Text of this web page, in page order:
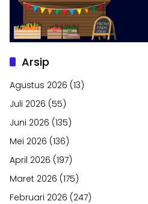
Arsip
Agustus 2026 (13)
Juli 2026 (55)
Juni 2026 (135)
Mei 2026 (136)
April 2026 (197)
Maret 2026 (175)
Februari 2026 (247)